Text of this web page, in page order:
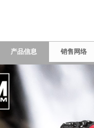
产品信息 销售网络